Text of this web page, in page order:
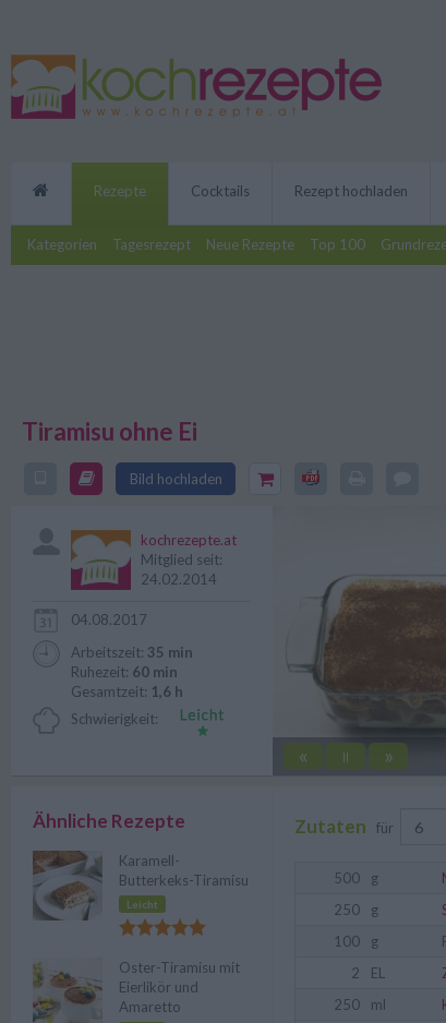
Rezepte
Kategorien Tagesrezept Neue Rezepte Top 100
Cocktails Rezept hochladen
Tiramisu ohne Ei
Bild hochladen
schmeckt wie der
sich in wenigen
« || »
kochrezepte.at
Mitglied seit:
24.02.2014
04.08.2017
Arbeitszeit: 35 min
Ruhezeit: 60 min
Gesamtzeit: 1,6 h
Schwierigkeit:
Zutaten für
500 g
250
g
100
g
2
EL
250
ml
Ähnliche Rezepte
Karamell-
Butterkeks-Tiramisu
Leicht
Oster-Tiramisu mit
Eierlikör und
Amaretto